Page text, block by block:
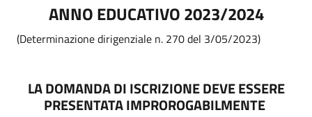
ANNO EDUCATIVO 2023/2024
(Determinazione dirigenziale n. 270 del 3/05/2023)
LA DOMANDA DI ISCRIZIONE DEVE ESSERE
PRESENTATA IMPROROGABILMENTE